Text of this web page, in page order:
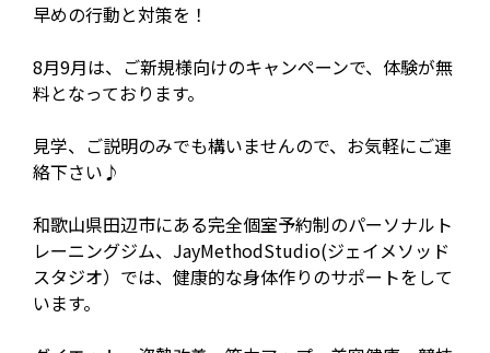
早めの行動と対策を！
8月9月は、ご新規様向けのキャンペーンで、体験が無
料となっております。
見学、ご説明のみでも構いませんので、お気軽にご連
絡下さい♪
和歌山県田辺市にある完全個室予約制のパーソナルト
レーニングジム、JayMethodStudio(ジェイメソッド
スタジオ）では、健康的な身体作りのサポートをして
います。